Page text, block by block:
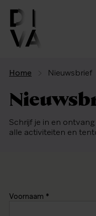
Home Nieuwsbrief
Schrijf je in en
alle activiteiten en
Voornaam *